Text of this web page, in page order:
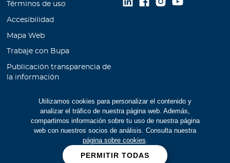
Utilizamos cookies para personalizar el contenido y
analizar el tráfico de nuestra página web. Además,
compartimos información sobre tu uso de nuestra página
web con nuestros socios de análisis. Consulta nuestra
página sobre cookies.
PERMITIR TODAS
Términos de uso
Accesibilidad
Mapa Web
Trabaje con Bupa
Publicación transparencia de
la información
Educación Financiera
Cookies
Manual de prevención de
lavado de activos